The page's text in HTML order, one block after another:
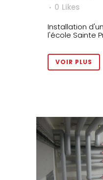
0 Likes
Installation
l'école Sainte
VOIR PLUS